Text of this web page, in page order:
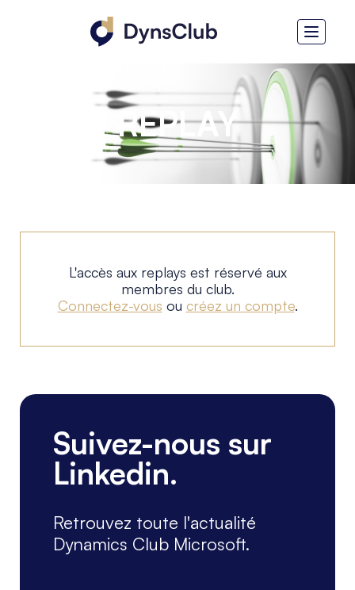
REPLAY
L'accès aux replays est réservé aux
membres du club.
Connectez-vous ou créez un compte.
Suivez-nous sur
Linkedin.
Retrouvez toute l'actualité
Dynamics Club Microsoft.